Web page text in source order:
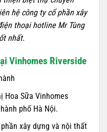
hệ công ty cổ phần xây
thoại hotline Mr Tùng
nhất.
Vinhomes Riverside
Hoa Sữa Vinhomes
phố Hà Nội.
xây dựng và nội thất